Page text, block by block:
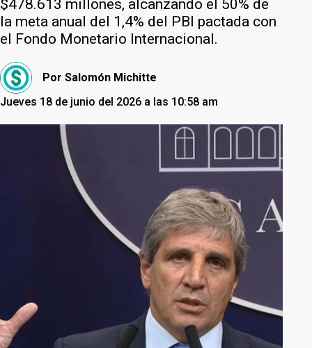
$478.613 millones, alcanzando el 50% de
la meta anual del 1,4% del PBI pactada con
el Fondo Monetario Internacional.
Por Salomón Michitte
Jueves 18 de junio del 2026 a las 10:58 am